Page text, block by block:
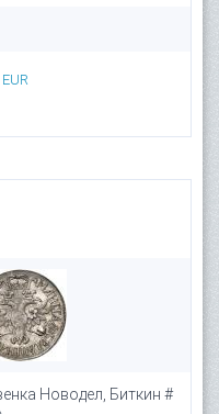
EUR
Новодел, Биткин #